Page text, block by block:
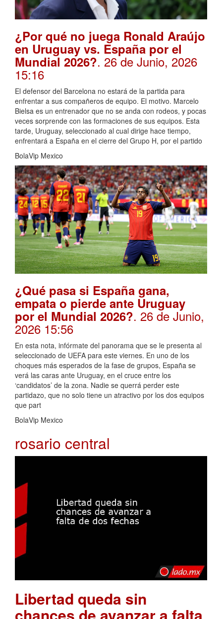
¿Por qué no juega Ronald Araújo
en Uruguay vs. España por el
Mundial 2026?. 26 de Junio, 2026
15:16
El defensor del Barcelona no estará de la partida para
enfrentar a sus compañeros de equipo. El motivo. Marcelo
Bielsa es un entrenador que no se anda con rodeos, y pocas
veces sorprende con las formaciones de sus equipos. Esta
tarde, Uruguay, seleccionado al cual dirige hace tiempo,
enfrentará a España en el cierre del Grupo H, por el partido
BolaVip Mexico
¿Qué pasa si España gana,
empata o pierde ante Uruguay
por el Mundial 2026?. 26 de Junio,
2026 15:56
En esta nota, infórmate del panorama que se le presenta al
seleccionado de UEFA para este viernes. En uno de los
choques más esperados de la fase de grupos, España se
verá las caras ante Uruguay, en el cruce entre los
‘candidatos’ de la zona. Nadie se querrá perder este
partidazo, que no solo tiene un atractivo por los dos equipos
que part
BolaVip Mexico
rosario central
Libertad queda sin
chances de avanzar a falta